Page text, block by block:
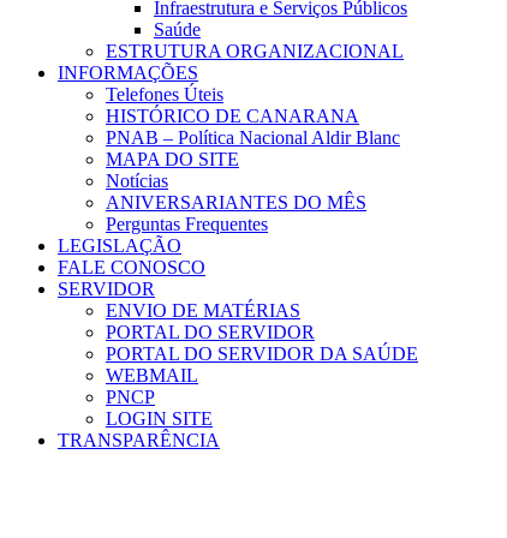
Infraestrutura e Serviços Públicos
Saúde
ESTRUTURA ORGANIZACIONAL
INFORMAÇÕES
Telefones Úteis
HISTÓRICO DE CANARANA
PNAB – Política Nacional Aldir Blanc
MAPA DO SITE
Notícias
ANIVERSARIANTES DO MÊS
Perguntas Frequentes
LEGISLAÇÃO
FALE CONOSCO
SERVIDOR
ENVIO DE MATÉRIAS
PORTAL DO SERVIDOR
PORTAL DO SERVIDOR DA SAÚDE
WEBMAIL
PNCP
LOGIN SITE
TRANSPARÊNCIA